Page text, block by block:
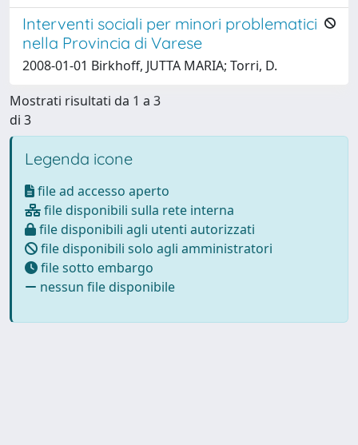
Interventi sociali per minori problematici
nella Provincia di Varese
2008-01-01 Birkhoff, JUTTA MARIA; Torri, D.
Mostrati risultati da 1 a 3
di 3
Legenda icone
file ad accesso aperto
file disponibili sulla rete interna
file disponibili agli utenti autorizzati
file disponibili solo agli amministratori
file sotto embargo
nessun file disponibile